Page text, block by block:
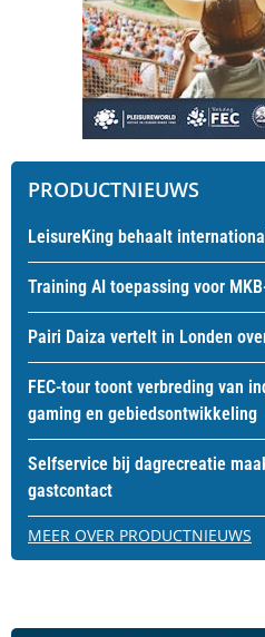
PRODUCTNIEUWS
LeisureKing behaalt
Training AI toepassing voor
Pairi Daiza vertelt in Londen
FEC-tour toont verbreding van
gaming en gebiedsontwikkeling
Selfservice bij dagrecreatie
gastcontact
MEER OVER PRODUCTNIEUWS